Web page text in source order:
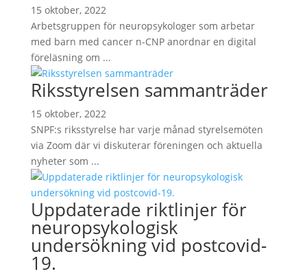
15 oktober, 2022
Arbetsgruppen för neuropsykologer som arbetar
med barn med cancer n-CNP anordnar en digital
föreläsning om ...
Riksstyrelsen sammanträder
15 oktober, 2022
SNPF:s riksstyrelse har varje månad styrelsemöten
via Zoom där vi diskuterar föreningen och aktuella
nyheter som ...
Uppdaterade riktlinjer för
neuropsykologisk
undersökning vid postcovid-
19.